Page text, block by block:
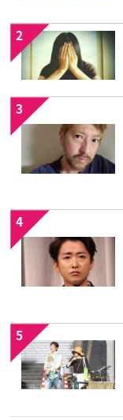
2
3
4
5